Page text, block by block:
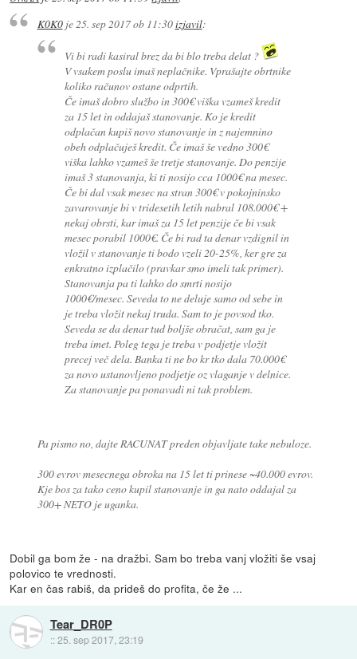
K0K0je25. sep 2017 ob 11:30izjavil:
Vi bi radi kasiral brez da bi blo treba delat ?
V vsakem poslu imaš neplačnike. Vprašajte obrtnike
koliko računov ostane odprtih.
Če imaš dobro službo in 300€ viška vzameš kredit
za 15 let in oddajaš stanovanje. Ko je kredit
odplačan kupiš novo stanovanje in z najemnino
obeh odplačuješ kredit. Če imaš še vedno 300€
viška lahko vzameš še tretje stanovanje. Do penzije
imaš 3 stanovanja, ki ti nosijo cca 1000€ na mesec.
Če bi dal vsak mesec na stran 300€ v pokojninsko
zavarovanje bi v tridesetih letih nabral 108.000€ +
nekaj obrsti, kar imaš za 15 let penzije če bi vsak
mesec porabil 1000€. Če bi rad ta denar vzdignil in
vložil v stanovanje ti bodo vzeli 20-25%, ker gre za
enkratno izplačilo (pravkar smo imeli tak primer).
Stanovanja pa ti lahko do smrti nosijo
1000€/mesec. Seveda to ne deluje samo od sebe in
je treba vložit nekaj truda. Sam to je povsod tko.
Seveda se da denar tud boljše obračat, sam ga je
treba imet. Poleg tega je treba v podjetje vložit
precej več dela. Banka ti ne bo kr tko dala 70.000€
za novo ustanovljeno podjetje oz vlaganje v delnice.
Za stanovanje pa ponavadi ni tak problem.
Pa pismo no, dajte RACUNAT preden objavljate take nebuloze.
300 evrov mesecnega obroka na 15 let ti prinese ~40.000 evrov.
Kje bos za tako ceno kupil stanovanje in ga nato oddajal za
300+ NETO je uganka.
Dobil ga bom že - na dražbi. Sam bo treba vanj vložiti še vsaj
polovico te vrednosti.
Kar en čas rabiš, da prideš do profita, če že ...
Tear_DR0P
::25. sep 2017, 23:19